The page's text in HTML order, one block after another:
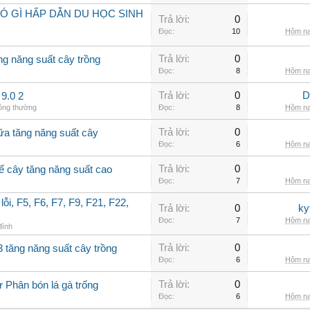
GÌ HẤP DẪN DU HỌC SINH Trả lời: 0
Đọc: 10 Hôm
năng suất cây trồng Trả lời: 0
Đọc: 8 Hôm
2
thường
Trả lời: 0
Đọc: 8 Hôm
tăng năng suất cây Trả lời: 0
Đọc: 6 Hôm
cây tăng năng suất cao Trả lời: 0
Đọc: 7 Hôm
F5, F6, F7, F9, F21, F22, Trả lời: 0
Đọc: 7 Hôm
tăng năng suất cây trồng Trả lời: 0
Đọc: 6 Hôm
bón lá gà trống Trả lời: 0
Đọc: 6 Hôm